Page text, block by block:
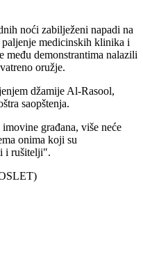
noći zabilježeni napadi na
medicinskih klinika i
među demonstrantima nalazili
oružje.
džamije Al-Rasool,
saopštenja.
građana, više neće
onima koji su
i rušitelji".